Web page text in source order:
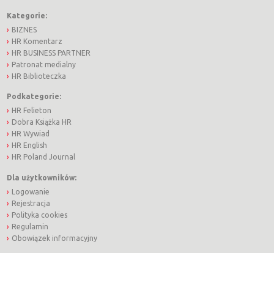
Kategorie:
BIZNES
HR Komentarz
HR BUSINESS PARTNER
Patronat medialny
HR Biblioteczka
Podkategorie:
HR Felieton
Dobra Książka HR
HR Wywiad
HR English
HR Poland Journal
Dla użytkowników:
Logowanie
Rejestracja
Polityka cookies
Regulamin
Obowiązek informacyjny